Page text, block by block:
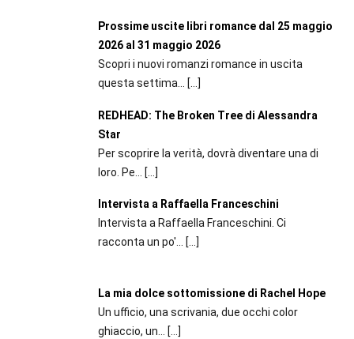
Prossime uscite libri romance dal 25 maggio
2026 al 31 maggio 2026
Scopri i nuovi romanzi romance in uscita
questa settima...
[…]
REDHEAD: The Broken Tree di Alessandra
Star
Per scoprire la verità, dovrà diventare una di
loro. Pe...
[…]
Intervista a Raffaella Franceschini
Intervista a Raffaella Franceschini. Ci
racconta un po'... […]
La mia dolce sottomissione di Rachel Hope
Un ufficio, una scrivania, due occhi color
ghiaccio, un...
[…]